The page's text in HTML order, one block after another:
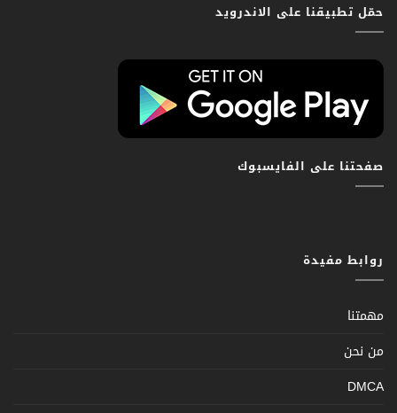
حمّل تطبيقنا على الاندرويد
صفحتنا على الفايسبوك
روابط مفيدة
مهمتنا
من نحن
DMCA